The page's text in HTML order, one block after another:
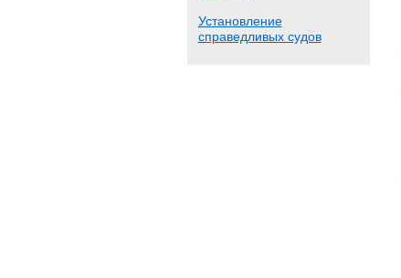
Установление
справедливых судов